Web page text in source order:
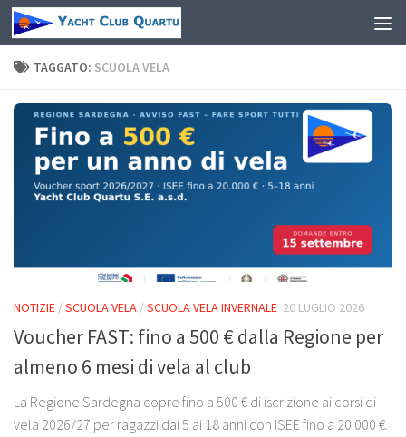
Salta al contenuto
TAGGATO: SCUOLA VELA
NOTIZIE /SCUOLA VELA /SCUOLA VELA INVERNALE 20 LUGLIO 2026
Voucher FAST: fino a 500 € dalla Regione per
almeno 6 mesi di vela al club
La Regione Sardegna copre fino a 500 € di iscrizione ai corsi di
vela 2026/27 per ragazzi dai 5 ai 18 anni con ISEE fino a 20.000 €.